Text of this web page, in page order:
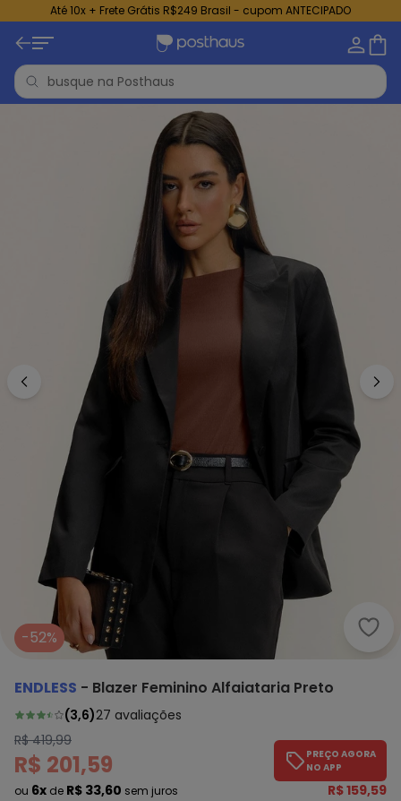
Até 10x + Frete Grátis R$249 Brasil - cupom ANTECIPADO
-52%
ENDLESS - Blazer Feminino Alfaiataria Preto
(3,6)27 avaliações
R$ 419,99
R$ 201,59
ou 6x de R$ 33,60 sem juros
PREÇO AGORA
NO APP
R$ 159,59